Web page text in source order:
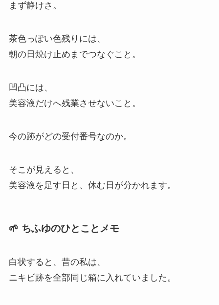
まず静けさ。
茶色っぽい色残りには、
朝の日焼け止めまでつなぐこと。
凹凸には、
美容液だけへ残業させないこと。
今の跡がどの受付番号なのか。
そこが見えると、
美容液を足す日と、休む日が分かれます。
🌱 ちふゆのひとことメモ
白状すると、昔の私は、
ニキビ跡を全部同じ箱に入れていました。